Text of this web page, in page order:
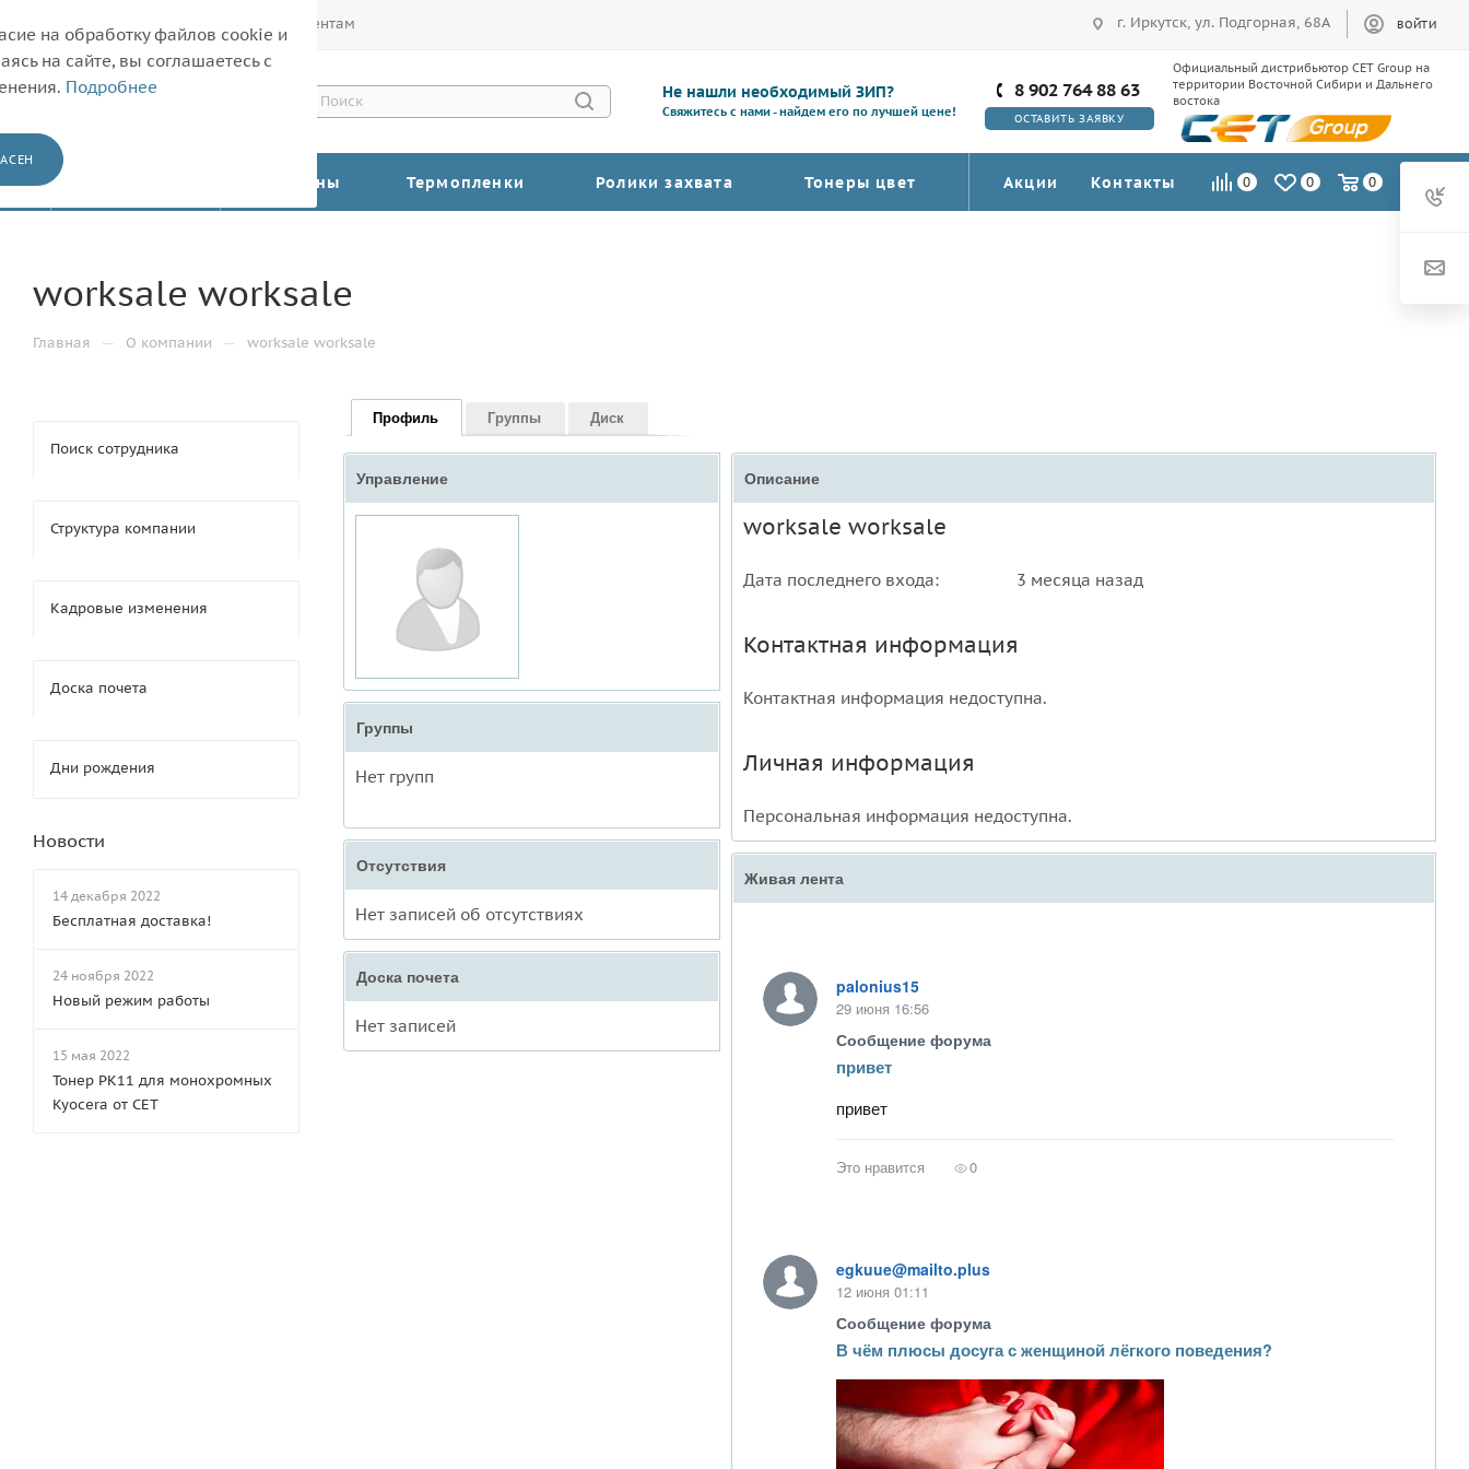
Корпоративным клиентам г. Иркутск, ул. Подгорная, 68А ВОЙТИ
Не нашли необходимый ЗИП?
Свяжитесь с нами - найдем его по лучшей цене!
8 902 764 88 63
ОСТАВИТЬ ЗАЯВКУ
Официальный дистрибьютор CET Group на
территории Восточной Сибири и Дальнего
востока
Барабаны Термопленки Ролики захвата Тонеры цвет Акции Контакты 0 0 0
worksale worksale
Главная — О компании — worksale worksale
Профиль Группы Диск
Управление
Группы
Нет групп
Отсутствия
Нет записей об отсутствиях
Доска почета
Нет записей
Описание
worksale worksale
Дата последнего входа: 3 месяца назад
Контактная информация
Контактная информация недоступна.
Личная информация
Персональная информация недоступна.
Живая лента
palonius15
29 июня 16:56
Сообщение форума
привет
привет
Это нравится 0
egkuue@mailto.plus
12 июня 01:11
Сообщение форума
В чём плюсы досуга с женщиной лёгкого поведения?
Поиск сотрудника
Структура компании
Кадровые изменения
Доска почета
Дни рождения
Новости
14 декабря 2022
Бесплатная доставка!
24 ноября 2022
Новый режим работы
15 мая 2022
Тонер PK11 для монохромных
Kyocera от CET
на обработку файлов cookie и
на сайте, вы соглашаетесь с
Подробнее